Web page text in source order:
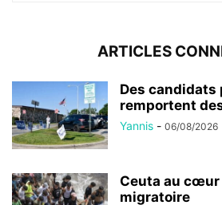
ARTICLES
Des
remportent
Yannis - 06/08/2026
Ceuta au cœur
migratoire